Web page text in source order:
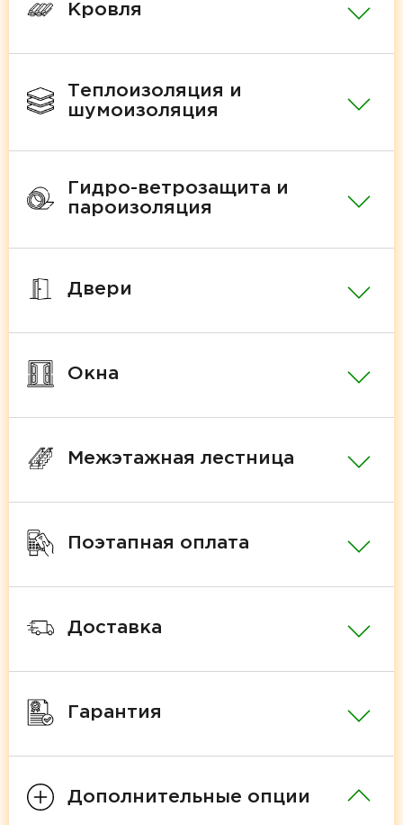
Кровля
Теплоизоляция и
шумоизоляция
Гидро-ветрозащита и
пароизоляция
Двери
Окна
Межэтажная лестница
Поэтапная оплата
Доставка
Гарантия
Дополнительные опции